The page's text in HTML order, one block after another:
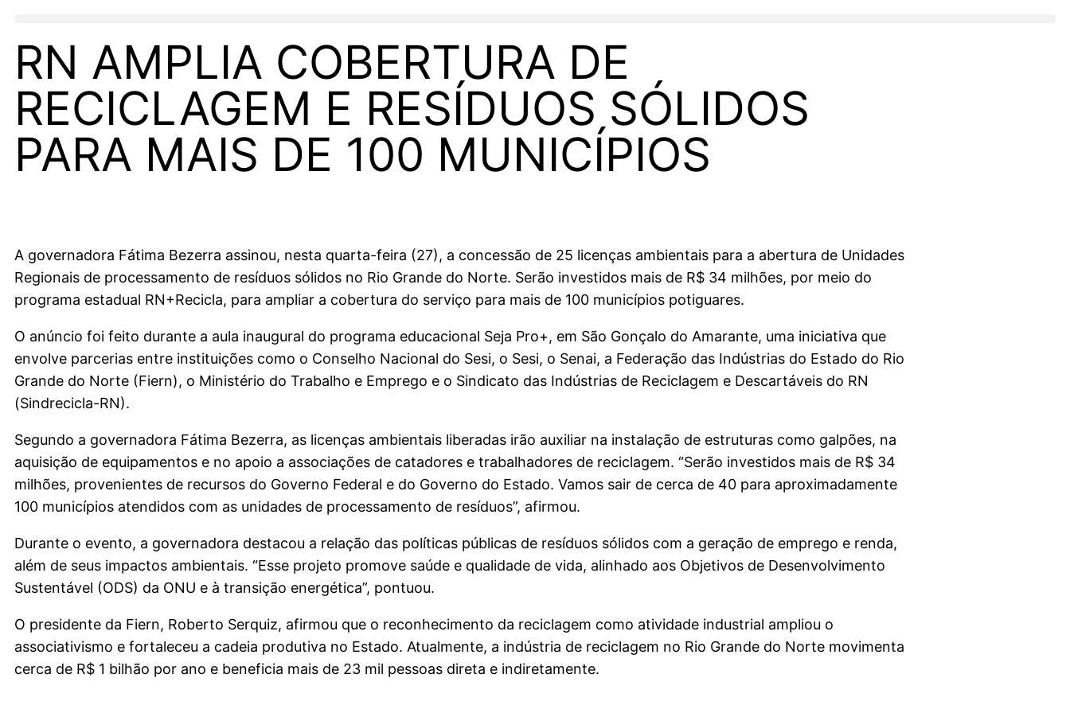
RN AMPLIA COBERTURA DE
RECICLAGEM E RESÍDUOS SÓLIDOS
PARA MAIS DE 100 MUNICÍPIOS
A governadora Fátima Bezerra assinou, nesta quarta-feira (27), a concessão de 25 licenças ambientais para a abertura de Unidades
Regionais de processamento de resíduos sólidos no Rio Grande do Norte. Serão investidos mais de R$ 34 milhões, por meio do
programa estadual RN+Recicla, para ampliar a cobertura do serviço para mais de 100 municípios potiguares.
O anúncio foi feito durante a aula inaugural do programa educacional Seja Pro+, em São Gonçalo do Amarante, uma iniciativa que
envolve parcerias entre instituições como o Conselho Nacional do Sesi, o Sesi, o Senai, a Federação das Indústrias do Estado do Rio
Grande do Norte (Fiern), o Ministério do Trabalho e Emprego e o Sindicato das Indústrias de Reciclagem e Descartáveis do RN
(Sindrecicla-RN).
Segundo a governadora Fátima Bezerra, as licenças ambientais liberadas irão auxiliar na instalação de estruturas como galpões, na
aquisição de equipamentos e no apoio a associações de catadores e trabalhadores de reciclagem. “Serão investidos mais de R$ 34
milhões, provenientes de recursos do Governo Federal e do Governo do Estado. Vamos sair de cerca de 40 para aproximadamente
100 municípios atendidos com as unidades de processamento de resíduos”, afirmou.
Durante o evento, a governadora destacou a relação das políticas públicas de resíduos sólidos com a geração de emprego e renda,
além de seus impactos ambientais. “Esse projeto promove saúde e qualidade de vida, alinhado aos Objetivos de Desenvolvimento
Sustentável (ODS) da ONU e à transição energética”, pontuou.
O presidente da Fiern, Roberto Serquiz, afirmou que o reconhecimento da reciclagem como atividade industrial ampliou o
associativismo e fortaleceu a cadeia produtiva no Estado. Atualmente, a indústria de reciclagem no Rio Grande do Norte movimenta
cerca de R$ 1 bilhão por ano e beneficia mais de 23 mil pessoas direta e indiretamente.